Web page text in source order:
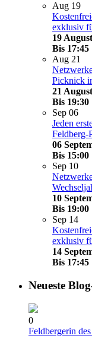
Aug 19
exklusiv
19
Bis 17:45
Aug 21
Picknick
21
Bis 19:30
Sep 06
Jeden
Feldberg-
06
Bis 15:00
Sep 10
10
Bis 19:00
Sep 14
exklusiv
14
Bis 17:45
Neueste
0
Feldbergerin